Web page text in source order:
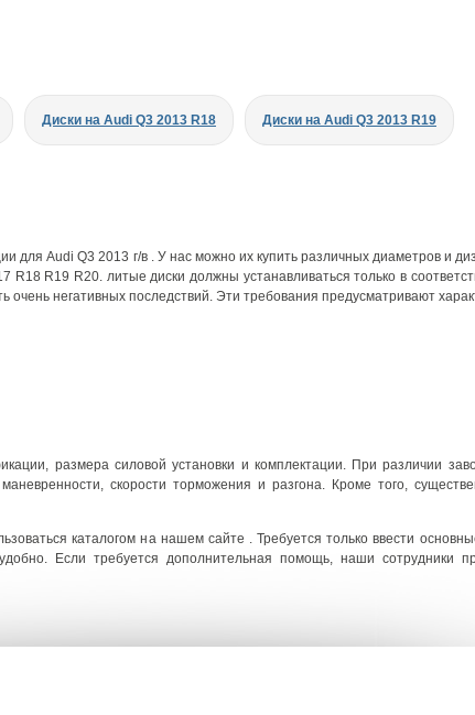
Диски на Audi Q3 2013 R18 Диски на Audi Q3 2013 R19
для Audi Q3 2013 г/в . У нас можно их купить различных диаметров и
R19 R20. литые диски должны устанавливаться только в
негативных последствий. Эти требования предусматривают
размера силовой установки и комплектации. При различии
скорости торможения и разгона. Кроме того,
каталогом на нашем сайте . Требуется только ввести
Если требуется дополнительная помощь, наши сотрудники